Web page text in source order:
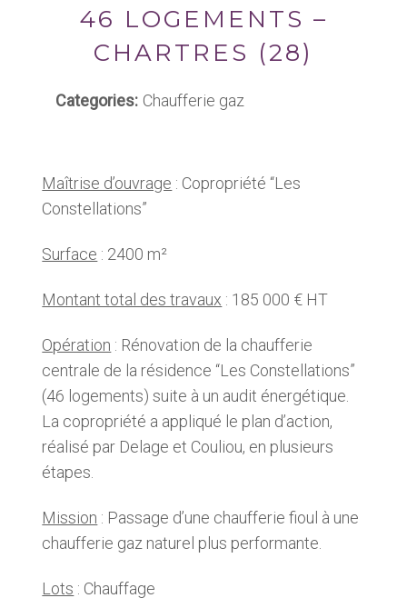
46 LOGEMENTS –
CHARTRES (28)
Categories: Chaufferie gaz
Maîtrise d’ouvrage : Copropriété “Les
Constellations”
Surface : 2400 m²
Montant total des travaux : 185 000 € HT
Opération : Rénovation de la chaufferie
centrale de la résidence “Les Constellations”
(46 logements) suite à un audit énergétique.
La copropriété a appliqué le plan d’action,
réalisé par Delage et Couliou, en plusieurs
étapes.
Mission : Passage d’une chaufferie fioul à une
chaufferie gaz naturel plus performante.
Lots : Chauffage